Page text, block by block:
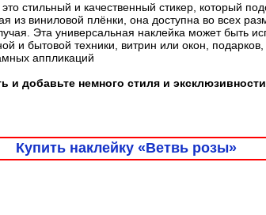
стильный и качественный стикер, который
из виниловой плёнки, она доступна во всех
Эта универсальная наклейка может быть
и бытовой техники, витрин или окон,
аппликаций
и добавьте немного стиля и
Купить наклейку «Ветвь розы»